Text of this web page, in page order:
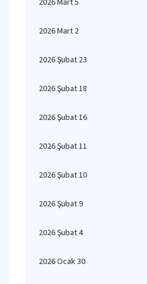
2026 Mart 2
2026 Şubat 23
2026 Şubat 18
2026 Şubat 16
2026 Şubat 11
2026 Şubat 10
2026 Şubat 9
2026 Şubat 4
2026 Ocak 30